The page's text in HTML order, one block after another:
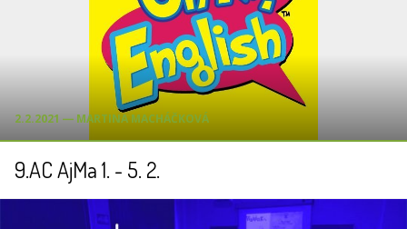
2.2.2021 ― MARTINA MACHÁČKOVÁ
9.AC AjMa 1. - 5. 2.